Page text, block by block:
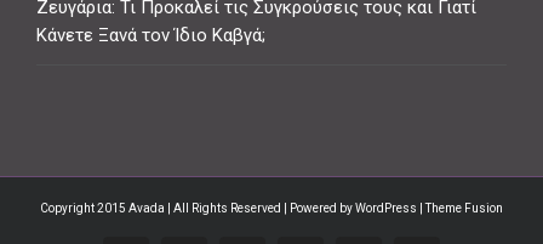
Ζευγάρια: Τι Προκαλεί τις Συγκρούσεις τους και Γιατί
Κάνετε Ξανά τον Ίδιο Καβγά;
Copyright 2015 Avada | All Rights Reserved | Powered byWordPress | Theme Fusion